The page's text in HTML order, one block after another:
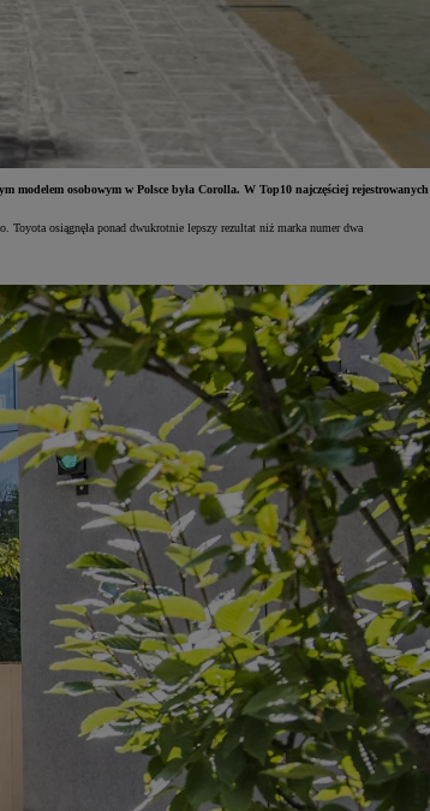
osobowym w Polsce była Corolla. W Top10 najczęściej rejestrowanych
osiągnęła ponad dwukrotnie lepszy rezultat niż marka numer dwa